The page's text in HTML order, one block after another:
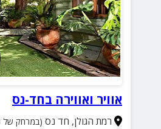
אוויר ואווירה בחד-נס
רמת הגולן, חד נס (במרחק של 23.3 ק"מ)